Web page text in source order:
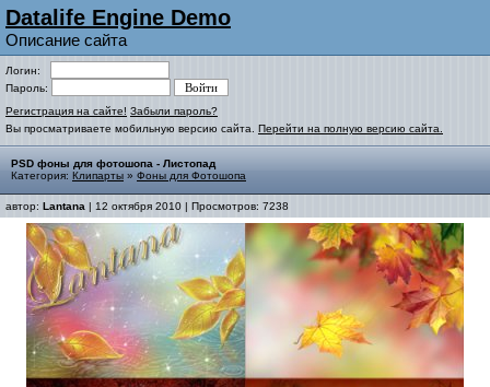
Datalife Engine Demo
Описание сайта
Логин:
Пароль:
Регистрация на сайте! Забыли пароль?
Вы просматриваете мобильную версию сайта. Перейти на полную версию сайта.
PSD фоны для фотошопа - Листопад
Категория: Клипарты » Фоны для Фотошопа
автор: Lantana | 12 октября 2010 | Просмотров: 7238